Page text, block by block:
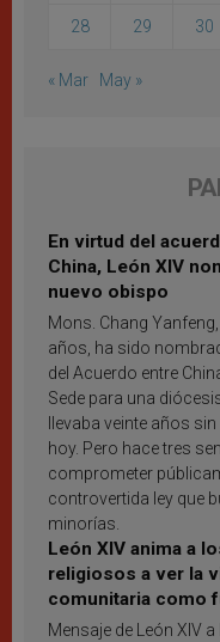
28 29 30
« Mar May »
En virtud del
China, León XIV
nuevo obispo
Mons. Chang
años, ha sido
del Acuerdo entre
Sede para una
llevaba veinte años
hoy. Pero hace tres
comprometer
controvertida ley que
minorías.
León XIV anima a
religiosos a ver la
comunitaria como
inspiración y
Mensaje de León XIV a